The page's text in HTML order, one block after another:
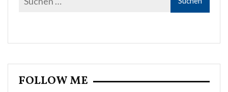
FOLLOW ME